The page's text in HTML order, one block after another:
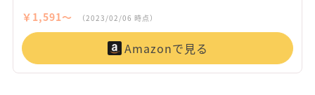
￥1,591〜 （2023/02/06 時点）
Amazonで見る